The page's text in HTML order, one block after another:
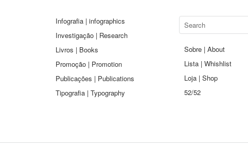
Infografia | infographics
Investigação | Research
Livros | Books
Promoção | Promotion
Publicações | Publications
Tipografia | Typography
Sobre | About
Lista | Whishlist
Loja | Shop
52/52